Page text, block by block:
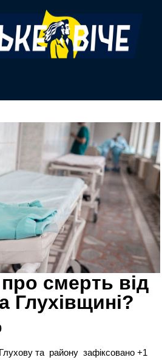
смерть від
Глухівщині?
та району зафіксовано +1